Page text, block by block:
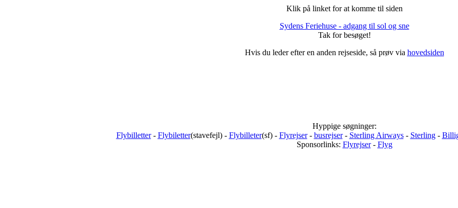
Klik på linket for at komme til siden
Sydens Feriehuse - adgang til sol og sne
Tak for besøget!
Hvis du leder efter en anden rejseside, så prøv via hovedsiden
Hyppige søgninger:
Flybilletter- Flybiletter(stavefejl) - Flybilleter(sf) - Flyrejser- busrejser- Sterling Airways- Sterling-
Sponsorlinks: Flyrejser- Flyg